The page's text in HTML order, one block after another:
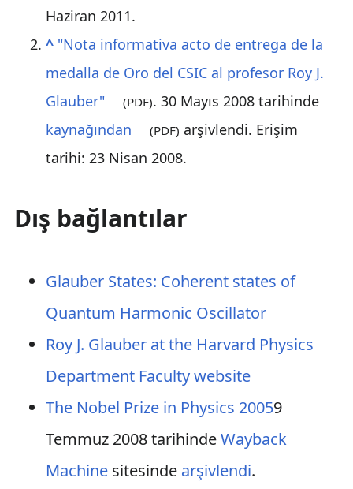
Haziran 2011.
^ "Nota informativa acto de entrega de la
medalla de Oro del CSIC al profesor Roy J.
Glauber"
(PDF). 30 Mayıs 2008 tarihinde
kaynağından
(PDF) arşivlendi. Erişim
tarihi: 23 Nisan 2008.
Dış bağlantılar
Glauber States: Coherent states of
Quantum Harmonic Oscillator
Roy J. Glauber at the Harvard Physics
Department Faculty website
The Nobel Prize in Physics 20059
Temmuz 2008 tarihindeWayback
Machinesitesinde arşivlendi.